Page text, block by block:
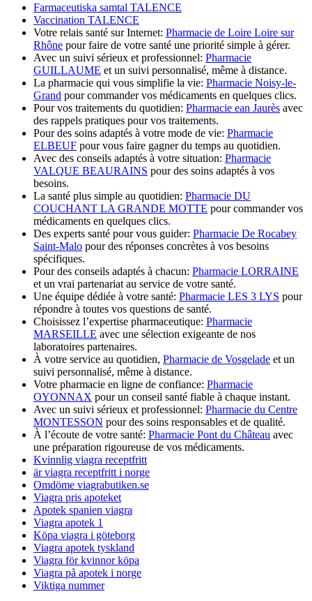
Farmaceutiska samtal TALENCE
Vaccination TALENCE
Votre relais santé sur Internet: Pharmacie de Loire Loire sur
Rhône pour faire de votre santé une priorité simple à gérer.
Avec un suivi sérieux et professionnel: Pharmacie
GUILLAUME et un suivi personnalisé, même à distance.
La pharmacie qui vous simplifie la vie: Pharmacie Noisy-le-
Grand pour commander vos médicaments en quelques clics.
Pour vos traitements du quotidien: Pharmacie ean Jaurès avec
des rappels pratiques pour vos traitements.
Pour des soins adaptés à votre mode de vie: Pharmacie
ELBEUF pour vous faire gagner du temps au quotidien.
Avec des conseils adaptés à votre situation: Pharmacie
VALQUE BEAURAINS pour des soins adaptés à vos
besoins.
La santé plus simple au quotidien: Pharmacie DU
COUCHANT LA GRANDE MOTTE pour commander vos
médicaments en quelques clics.
Des experts santé pour vous guider: Pharmacie De Rocabey
Saint-Malo pour des réponses concrètes à vos besoins
spécifiques.
Pour des conseils adaptés à chacun: Pharmacie LORRAINE
et un vrai partenariat au service de votre santé.
Une équipe dédiée à votre santé: Pharmacie LES 3 LYS pour
répondre à toutes vos questions de santé.
Choisissez l’expertise pharmaceutique: Pharmacie
MARSEILLE avec une sélection exigeante de nos
laboratoires partenaires.
À votre service au quotidien, Pharmacie de Vosgelade et un
suivi personnalisé, même à distance.
Votre pharmacie en ligne de confiance: Pharmacie
OYONNAX pour un conseil santé fiable à chaque instant.
Avec un suivi sérieux et professionnel: Pharmacie du Centre
MONTESSON pour des soins responsables et de qualité.
À l’écoute de votre santé: Pharmacie Pont du Château avec
une préparation rigoureuse de vos médicaments.
Kvinnlig viagra receptfritt
är viagra receptfritt i norge
Omdöme viagrabutiken.se
Viagra pris apoteket
Apotek spanien viagra
Viagra apotek 1
Köpa viagra i göteborg
Viagra apotek tyskland
Viagra för kvinnor köpa
Viagra på apotek i norge
Viktiga nummer